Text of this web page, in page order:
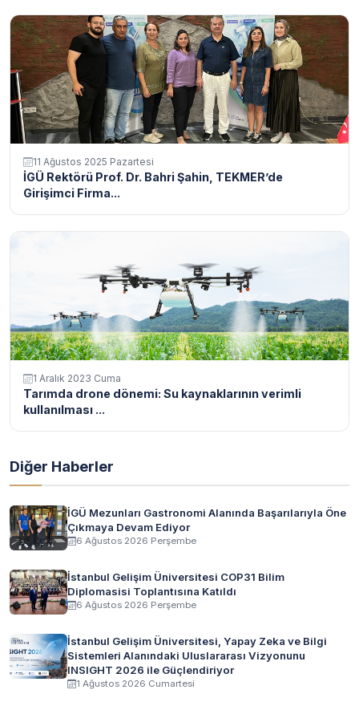
11 Ağustos 2025 Pazartesi
İGÜ Rektörü Prof. Dr. Bahri Şahin, TEKMER’de
Girişimci Firma...
1 Aralık 2023 Cuma
Tarımda drone dönemi: Su kaynaklarının verimli
kullanılması ...
Diğer Haberler
İGÜ Mezunları Gastronomi Alanında Başarılarıyla Öne
Çıkmaya Devam Ediyor
6 Ağustos 2026 Perşembe
İstanbul Gelişim Üniversitesi COP31 Bilim
Diplomasisi Toplantısına Katıldı
6 Ağustos 2026 Perşembe
İstanbul Gelişim Üniversitesi, Yapay Zeka ve Bilgi
Sistemleri Alanındaki Uluslararası Vizyonunu
INSIGHT 2026 ile Güçlendiriyor
1 Ağustos 2026 Cumartesi